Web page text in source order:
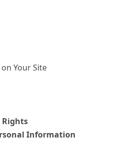
Your Site
Rights
Information